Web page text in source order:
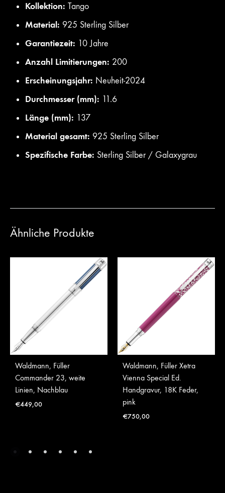
Kollektion: Tango
Material: 925 Sterling Silber
Garantiezeit: 10 Jahre
Anzahl Limitierungen: 200
Erscheinungsjahr: Neuheit-2024
Durchmesser (mm): 11.6
Länge (mm): 137
Material gesamt: 925 Sterling Silber
Spezifische Farbe: Sterling Silber / Galaxygrau
Ähnliche Produkte
Waldmann, Füller
Commander 23, weite
Linien, Nachblau
€449,00
Waldmann, Füller Xetra
Vienna Special Ed.
Handgravur, 18K Feder,
pink
€750,00